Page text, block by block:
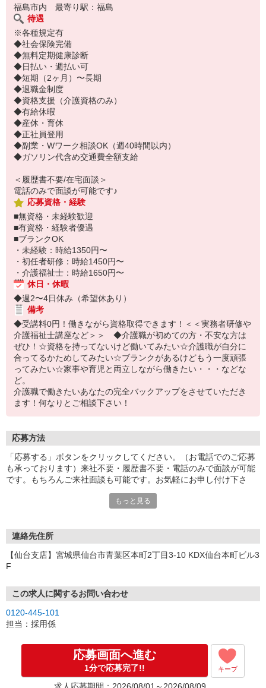
福島市内 最寄り駅：福島
待遇
※各種規定有
◆社会保険完備
◆無料定期健康診断
◆日払い・週払い可
◆短期（2ヶ月）〜長期
◆退職金制度
◆資格支援（介護資格のみ）
◆有給休暇
◆産休・育休
◆正社員登用
◆副業・Wワーク相談OK（週40時間以内）
◆ガソリン代含め交通費全額支給
＜履歴書不要/在宅面談＞
電話のみで面談が可能です♪
応募資格・経験
■無資格・未経験歓迎
■有資格・経験者優遇
■ブランクOK
・未経験：時給1350円〜
・初任者研修：時給1450円〜
・介護福祉士：時給1650円〜
休日・休暇
◆週2〜4日休み（希望休あり）
備考
◆受講料0円！働きながら資格取得できます！＜＜実務者研修や
介護福祉士講座など＞＞ ◆介護職が初めての方・不安な方は
ぜひ！☆資格を持ってないけど働いてみたい☆介護職が自分に
合ってるかためしてみたい☆ブランクがあるけどもう一度頑張
ってみたい☆家事や育児と両立しながら働きたい・・・などな
ど。
介護職で働きたいあなたの完全バックアップをさせていただき
ます！何なりとご相談下さい！
応募方法
「応募する」ボタンをクリックしてください。（お電話でのご応募
も承っております）来社不要・履歴書不要・電話のみで面談が可能
です。もちろんご来社面談も可能です。お気軽にお申し付け下さ
もっと見る
連絡先住所
【仙台支店】宮城県仙台市青葉区本町2丁目3-10 KDX仙台本町ビル3
F
この求人に関するお問い合わせ
0120-445-101
担当：採用係
応募画面へ進む
1分で応募完了!! キープ